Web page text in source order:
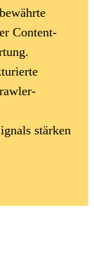
Content-
stärken